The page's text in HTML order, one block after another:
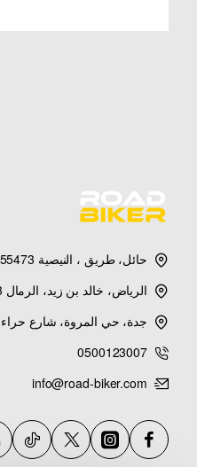
حائل، طريق ، النيصية 55473
الرياض، خالد بن زيد، الرمال 13263
جدة، حي المروة، شارع حراء 23542
0500123007
info@road-biker.com